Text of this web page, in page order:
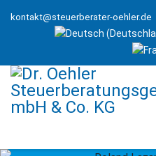
kontakt@steuerberater-oehler.de